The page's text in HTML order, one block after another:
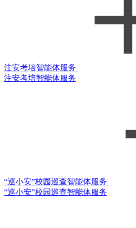
注安考培智能体服务
注安考培智能体服务
“巡小安”校园巡查智能体服务
“巡小安”校园巡查智能体服务